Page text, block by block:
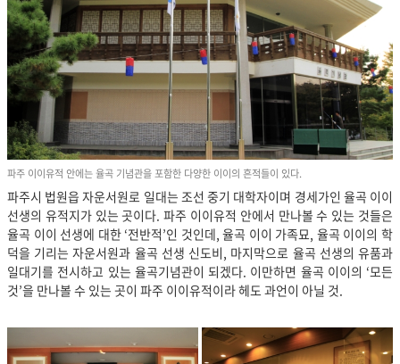
파주 이이유적 안에는 율곡 기념관을 포함한 다양한 이이의 흔적들이 있다.
파주시 법원읍 자운서원로 일대는 조선 중기 대학자이며 경세가인 율곡 이이
선생의 유적지가 있는 곳이다. 파주 이이유적 안에서 만나볼 수 있는 것들은
율곡 이이 선생에 대한 ‘전반적’인 것인데, 율곡 이이 가족묘, 율곡 이이의 학
덕을 기리는 자운서원과 율곡 선생 신도비, 마지막으로 율곡 선생의 유품과
일대기를 전시하고 있는 율곡기념관이 되겠다. 이만하면 율곡 이이의 ‘모든
것’을 만나볼 수 있는 곳이 파주 이이유적이라 헤도 과언이 아닐 것.